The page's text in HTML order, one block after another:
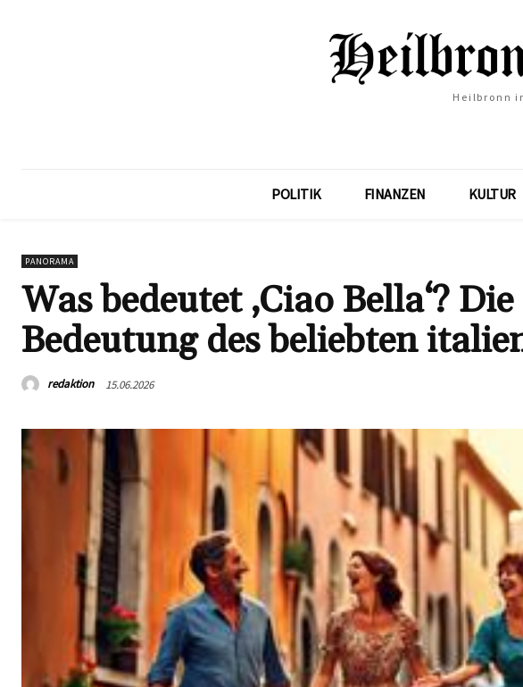
Heilbronn
POLITIK FINANZEN KULTUR
PANORAMA
Was bedeutet ‚Ciao Bella‘?
Bedeutung des beliebten
redaktion 15.06.2026